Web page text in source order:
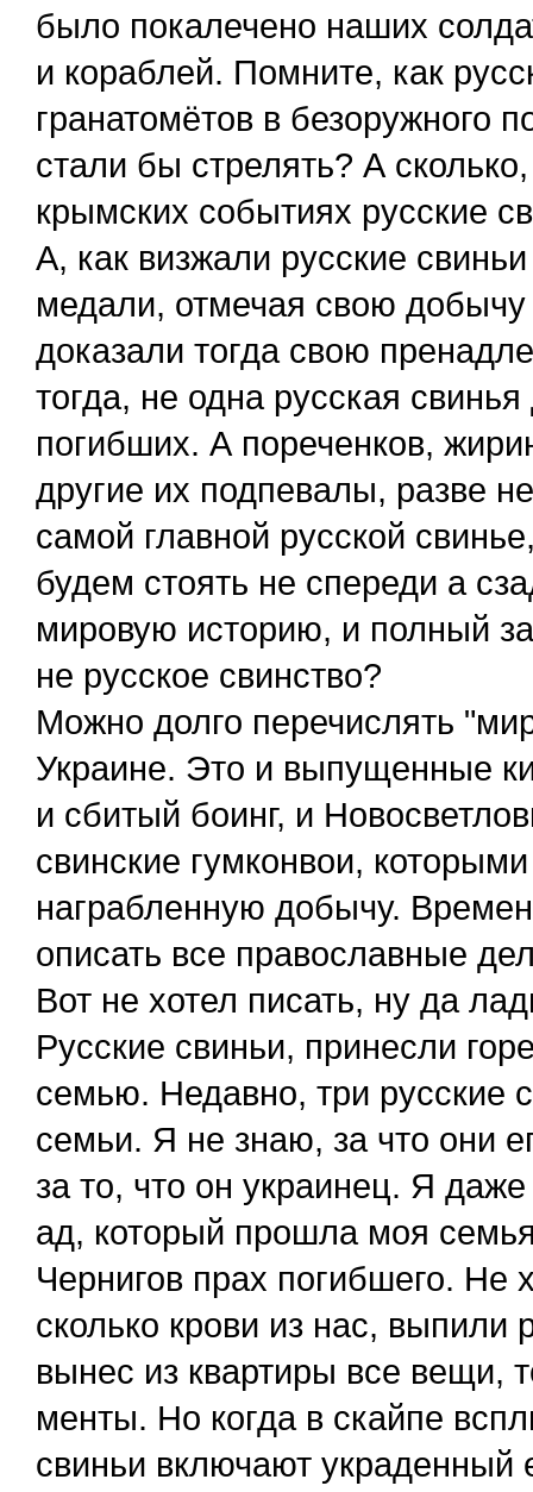
было покалечено наших
и кораблей. Помните, как
гранатомётов в безоружного
стали бы стрелять? А
крымских событиях русские
А, как визжали русские
медали, отмечая свою
доказали тогда свою
тогда, не одна русская
погибших. А пореченков,
другие их подпевалы, разве
самой главной русской
будем стоять не спереди а
мировую историю, и полный
не русское свинство?
Можно долго перечислять
Украине. Это и выпущенные
и сбитый боинг, и
свинские гумконвои,
награбленную добычу.
описать все православные
Вот не хотел писать, ну да
Русские свиньи, принесли
семью. Недавно, три русские
семьи. Я не знаю, за что они
за то, что он украинец. Я
ад, который прошла моя
Чернигов прах погибшего. Не
сколько крови из нас, выпили
вынес из квартиры все вещи,
менты. Но когда в скайпе
свиньи включают украденный